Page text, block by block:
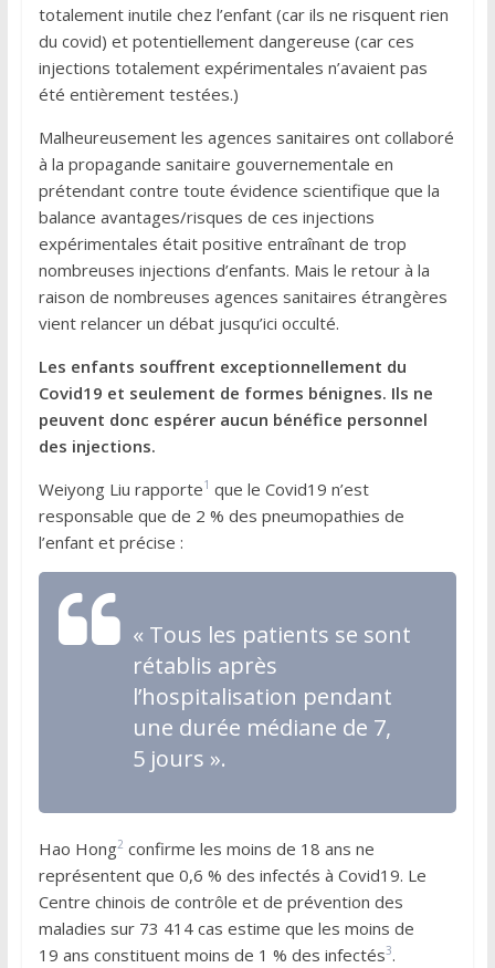
totalement inutile chez l’enfant (car ils ne risquent rien
du covid) et potentiellement dangereuse (car ces
injections totalement expérimentales n’avaient pas
été entièrement testées.)
Malheureusement les agences sanitaires ont collaboré
à la propagande sanitaire gouvernementale en
prétendant contre toute évidence scientifique que la
balance avantages/risques de ces injections
expérimentales était positive entraînant de trop
nombreuses injections d’enfants. Mais le retour à la
raison de nombreuses agences sanitaires étrangères
vient relancer un débat jusqu’ici occulté.
Les enfants souffrent exceptionnellement du
Covid19 et seulement de formes bénignes. Ils ne
peuvent donc espérer aucun bénéfice personnel
des injections.
Weiyong Liu rapporte1 que le Covid19 n’est
responsable que de 2 % des pneumopathies de
l’enfant et précise :
« Tous les patients se sont
rétablis après
l’hospitalisation pendant
une durée médiane de 7,
5 jours ».
Hao Hong2 confirme les moins de 18 ans ne
représentent que 0,6 % des infectés à Covid19. Le
Centre chinois de contrôle et de prévention des
maladies sur 73 414 cas estime que les moins de
19 ans constituent moins de 1 % des infectés3.